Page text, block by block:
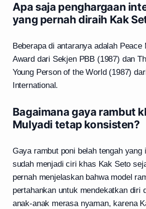
Apa saja penghargaan
yang pernah diraih Kak
Beberapa di antaranya adalah Peace
Award dari Sekjen PBB (1987) dan
Young Person of the World (1987)
International.
Bagaimana gaya rambut
Mulyadi tetap konsisten?
Gaya rambut poni belah tengah yang
sudah menjadi ciri khas Kak Seto
pernah menjelaskan bahwa model
pertahankan untuk mendekatkan diri
anak-anak merasa nyaman, karena